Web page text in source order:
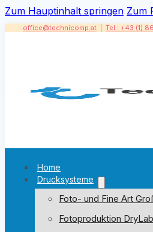
Zum Hauptinhalt springen Zum
office@technicomp.at Tel.: +43 (1)
Home
Drucksysteme
Foto- und Fine Art
Fotoproduktion DryLab